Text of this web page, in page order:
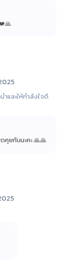
ำและให้กำลังใจดี
ยกันนะคะ 🙏🙏